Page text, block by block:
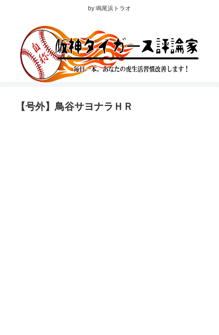
by 鳴尾浜トラオ
【号外】鳥谷サヨナラＨＲ